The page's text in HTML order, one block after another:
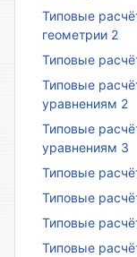
Типовые
геометрии 2
Типовые
Типовые
уравнениям 2
Типовые
уравнениям 3
Типовые
Типовые
Типовые
Типовые